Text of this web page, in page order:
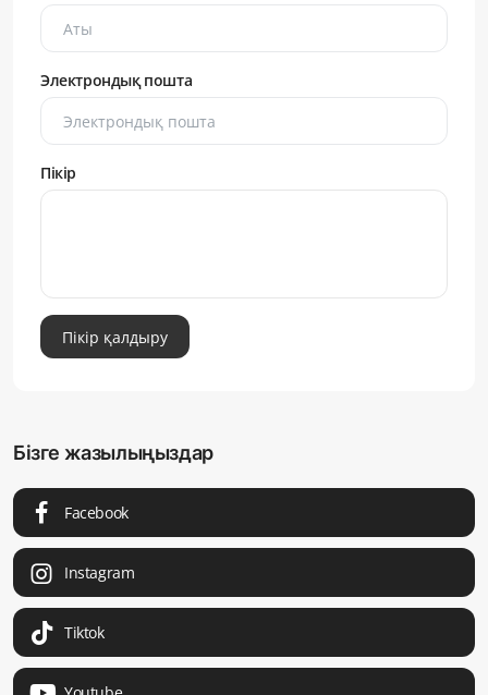
Электрондық пошта
Пікір
Пікір қалдыру
Бізге жазылыңыздар
Facebook
Instagram
Tiktok